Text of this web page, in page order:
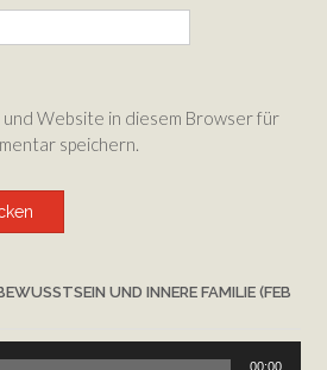
und Website in diesem Browser für
speichern.
UND INNERE FAMILIE (FEB
00:00